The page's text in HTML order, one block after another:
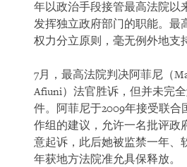
年以政治手段接管最高法院以
发挥独立政府部门的职能。最
权力分立原则，毫无例外地支
7月，最高法院判决阿菲尼（
Afiuni）法官胜诉，但并未完
件。阿菲尼于2009年接受联合
作组的建议，允许一名批评政
意起诉，此后她被监禁一年、
年获地方法院准允具保释放。